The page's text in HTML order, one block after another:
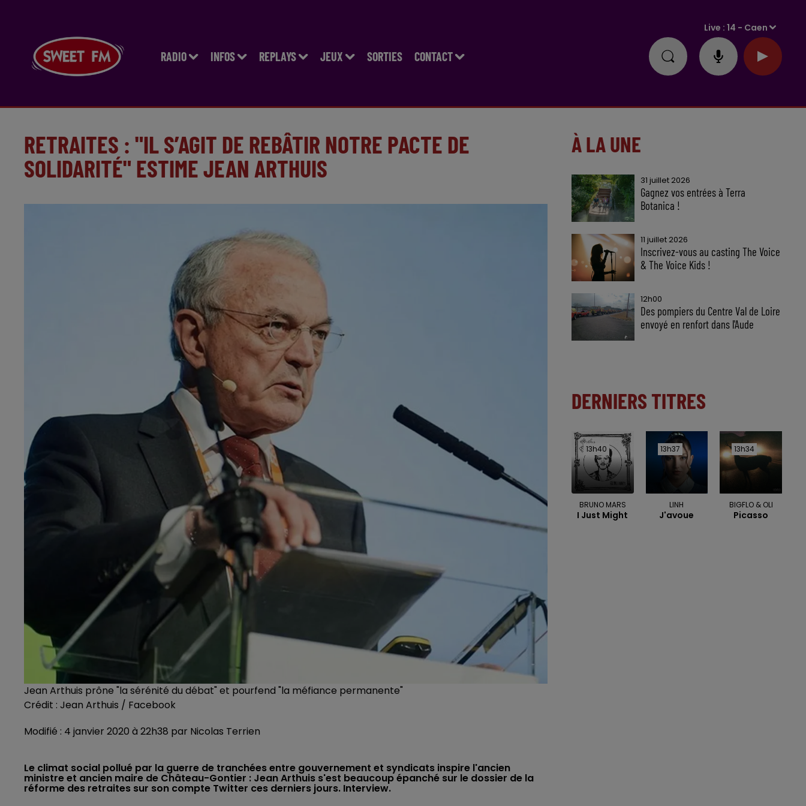
RADIO INFOS REPLAYS JEUX SORTIES CONTACT
Live :14 - Caen
RETRAITES : "IL S’AGIT DE REBÂTIR NOTRE PACTE DE
SOLIDARITÉ" ESTIME JEAN ARTHUIS
Jean Arthuis prône "la sérénité du débat" et pourfend "la méfiance permanente"
Crédit : Jean Arthuis / Facebook
Modifié : 4 janvier 2020 à 22h38 par Nicolas Terrien
Le climat social pollué par la guerre de tranchées entre gouvernement et syndicats inspire l'ancien
ministre et ancien maire de Château-Gontier : Jean Arthuis s'est beaucoup épanché sur le dossier de la
réforme des retraites sur son compte Twitter ces derniers jours. Interview.
À LA UNE
31 juillet 2026
Gagnez vos entrées à Terra
Botanica !
11 juillet 2026
Inscrivez-vous au casting The Voice
& The Voice Kids !
12h00
Des pompiers du Centre Val de Loire
envoyé en renfort dans l'Aude
DERNIERS TITRES
13h40
13h40
BRUNO MARS
I Just Might
13h37
13h37
LINH
J'avoue
13h34
13h34
BIGFLO & OLI
Picasso